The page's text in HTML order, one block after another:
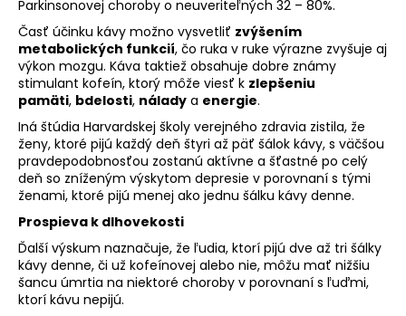
Parkinsonovej choroby o neuveriteľných 32 – 80%.
Časť účinku kávy možno vysvetliť zvýšením
metabolických funkcií, čo ruka v ruke výrazne zvyšuje aj
výkon mozgu. Káva taktiež obsahuje dobre známy
stimulant kofeín, ktorý môže viesť k zlepšeniu
pamäti, bdelosti, nálady a energie.
Iná štúdia Harvardskej školy verejného zdravia zistila, že
ženy, ktoré pijú každý deň štyri až päť šálok kávy, s väčšou
pravdepodobnosťou zostanú aktívne a šťastné po celý
deň so zníženým výskytom depresie v porovnaní s tými
ženami, ktoré pijú menej ako jednu šálku kávy denne.
Prospieva k dlhovekosti
Ďalší výskum naznačuje, že ľudia, ktorí pijú dve až tri šálky
kávy denne, či už kofeínovej alebo nie, môžu mať nižšiu
šancu úmrtia na niektoré choroby v porovnaní s ľuďmi,
ktorí kávu nepijú.